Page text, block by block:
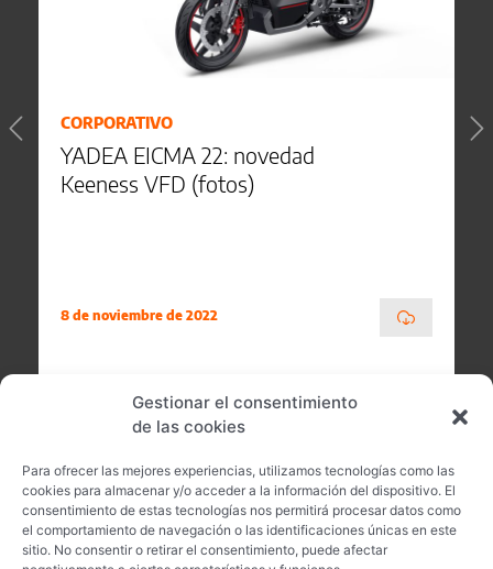
Gestionar el consentimiento
de las cookies
Para ofrecer las mejores experiencias, utilizamos tecnologías como las
cookies para almacenar y/o acceder a la información del dispositivo. El
consentimiento de estas tecnologías nos permitirá procesar datos como
el comportamiento de navegación o las identificaciones únicas en este
sitio. No consentir o retirar el consentimiento, puede afectar
CORPORATIVO
YADEA EICMA 22: novedad
Keeness VFD (fotos)
8 de noviembre de 2022